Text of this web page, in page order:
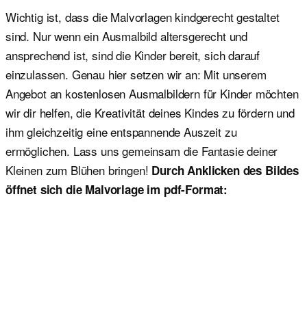
Wichtig ist, dass die Malvorlagen kindgerecht gestaltet
sind. Nur wenn ein Ausmalbild altersgerecht und
ansprechend ist, sind die Kinder bereit, sich darauf
einzulassen. Genau hier setzen wir an: Mit unserem
Angebot an kostenlosen Ausmalbildern für Kinder möchten
wir dir helfen, die Kreativität deines Kindes zu fördern und
ihm gleichzeitig eine entspannende Auszeit zu
ermöglichen. Lass uns gemeinsam die Fantasie deiner
Kleinen zum Blühen bringen! Durch Anklicken des Bildes
öffnet sich die Malvorlage im pdf-Format: